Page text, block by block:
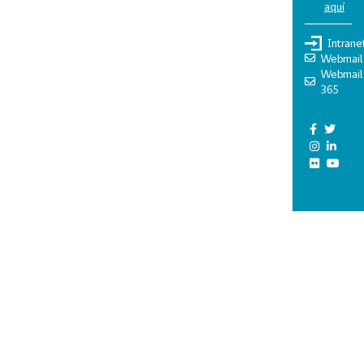
aquí
Webmail
Webmail
365